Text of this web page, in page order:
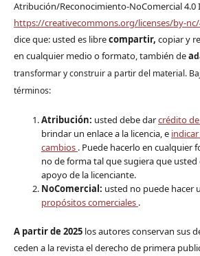
Atribución/Reconocimiento-NoComercial 4.0
https://creativecommons.org/licenses/by-nc/
dice que: usted es librecompartir, copiar y
en cualquier medio o formato, también dea
transformar y construir a partir del material.
términos:
Atribución: usted debe darcrédito
brindar un enlace a la licencia, e
cambios . Puede hacerlo en cualquier
no de forma tal que sugiera que
apoyo de la licenciante.
NoComercial: usted no puede hacer
propósitos comerciales .
A partir de 2025los autores conservan sus
ceden a la revista el derecho de primera